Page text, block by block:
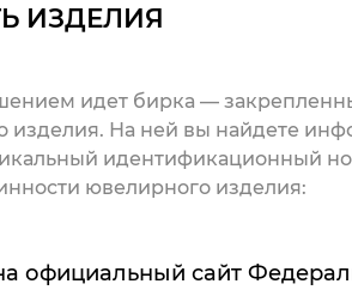
ИЗДЕЛИЯ
идет бирка —
изделия. На ней вы найдете
идентификационный
ювелирного изделия:
официальный сайт